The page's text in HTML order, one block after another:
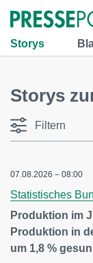
Storys
Storys
Filtern
07.08.2026 – 08:00
Statistisches
Produktion im
Produktion in
um 1,8 %